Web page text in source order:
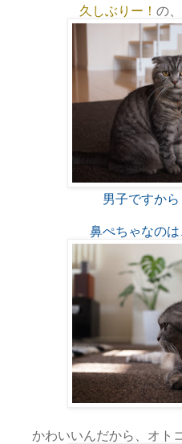
久しぶりー！ の
男子ですか
鼻ぺちゃなのは
かわいいんだから、オト